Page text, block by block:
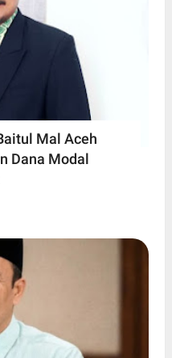
Mal Aceh
Dana Modal